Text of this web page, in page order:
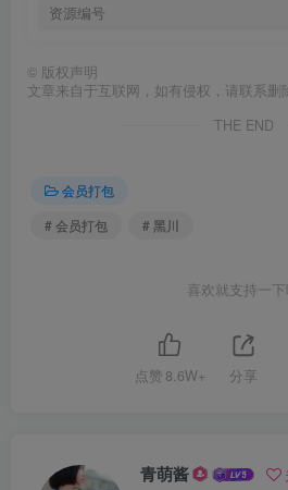
资源编号
© 版权声明
文章来自于互联网，如有侵权，请联系删
THE END
会员打包
# 会员打包
# 黑川
喜欢就支持一
点赞 8.6W+ 分享
青萌酱